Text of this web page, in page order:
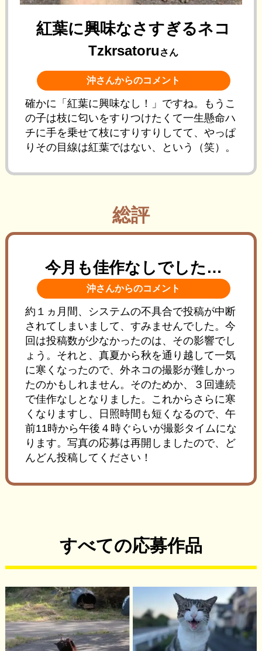
紅葉に興味なさすぎるネコ
Tzkrsatoru さん
沖さんからのコメント
確かに「紅葉に興味なし！」ですね。もうこ
の子は枝に匂いをすりつけたくて一生懸命ハ
チに手を乗せて枝にすりすりしてて、やっぱ
りその目線は紅葉ではない、という（笑）。
総評
今月も佳作なしでした…
沖さんからのコメント
約１ヵ月間、システムの不具合で投稿が中断
されてしまいまして、すみませんでした。今
回は投稿数が少なかったのは、その影響でし
ょう。それと、真夏から秋を通り越して一気
に寒くなったので、外ネコの撮影が難しかっ
たのかもしれません。そのためか、３回連続
で佳作なしとなりました。これからさらに寒
くなりますし、日照時間も短くなるので、午
前11時から午後４時ぐらいが撮影タイムにな
ります。写真の応募は再開しましたので、ど
んどん投稿してください！
すべての応募作品